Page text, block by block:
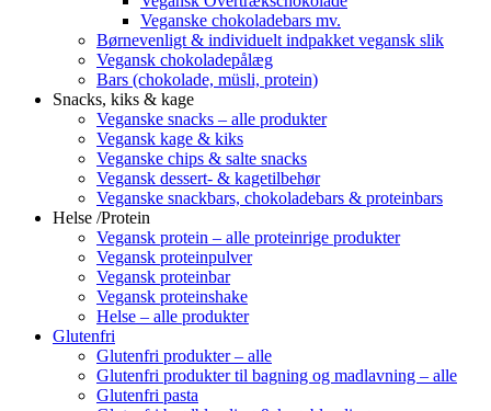
Veganske chokoladebars mv.
Børnevenligt & individuelt indpakket vegansk slik
Vegansk chokoladepålæg
Bars (chokolade, müsli, protein)
Snacks, kiks & kage
Veganske snacks – alle produkter
Vegansk kage & kiks
Veganske chips & salte snacks
Vegansk dessert- & kagetilbehør
Veganske snackbars, chokoladebars & proteinbars
Helse /Protein
Vegansk protein – alle proteinrige produkter
Vegansk proteinpulver
Vegansk proteinbar
Vegansk proteinshake
Helse – alle produkter
Glutenfri
Glutenfri produkter – alle
Glutenfri produkter til bagning og madlavning – alle
Glutenfri pasta